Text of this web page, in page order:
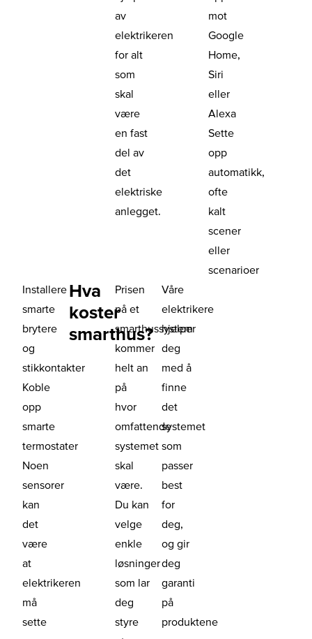
av
elektrikeren
for alt
som
skal
være
en fast
del av
det
elektriske
anlegget.
mot
Google
Home,
Siri
eller
Alexa
Sette
opp
automatikk,
ofte
kalt
scener
eller
scenarioer
Installere
smarte
brytere
og
stikkontakter
Koble
opp
smarte
termostater
Noen
sensorer
kan
det
være
at
elektrikeren
må
sette
Hva
koster
smarthus?
Prisen
på et
smarthussystem
kommer
helt an
på
hvor
omfattende
systemet
skal
være.
Du kan
velge
enkle
løsninger
som lar
deg
styre
Våre
elektrikere
hjelper
deg
med å
finne
det
systemet
som
passer
best
for
deg,
og gir
deg
garanti
på
produktene